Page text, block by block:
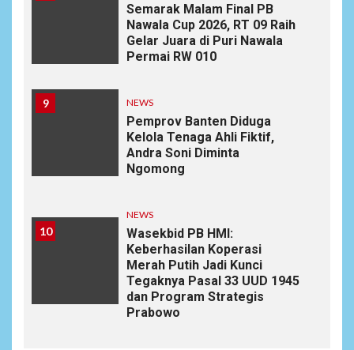
Semarak Malam Final PB
Nawala Cup 2026, RT 09 Raih
Gelar Juara di Puri Nawala
Permai RW 010
9 NEWS
Pemprov Banten Diduga
Kelola Tenaga Ahli Fiktif,
Andra Soni Diminta
Ngomong
10
NEWS
Wasekbid PB HMI:
Keberhasilan Koperasi
Merah Putih Jadi Kunci
Tegaknya Pasal 33 UUD 1945
dan Program Strategis
Prabowo